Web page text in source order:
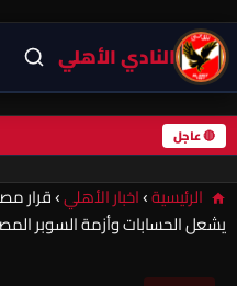
النادي الأهلي
🔴 عاجل
الرئيسية›اخبار الأهلي›قرار
يشعل الحسابات وأزمة السوبر